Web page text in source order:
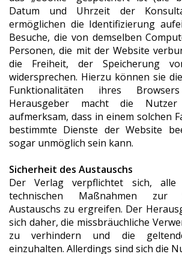
Datum und Uhrzeit der
ermöglichen die Identifizierung
Besuche, die von demselben
Personen, die mit der Website
die Freiheit, der Speicherung
widersprechen. Hierzu können sie
Funktionalitäten ihres
Herausgeber macht die
aufmerksam, dass in einem solchen
bestimmte Dienste der Website
sogar unmöglich sein kann.
Sicherheit des Austauschs
Der Verlag verpflichtet sich, alle
technischen Maßnahmen zur
Austauschs zu ergreifen. Der
sich daher, die missbräuchliche
zu verhindern und die
einzuhalten. Allerdings sind sich die